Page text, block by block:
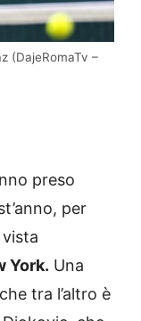
(DajeRomaTv –
preso
per
York. Una
tra l’altro è